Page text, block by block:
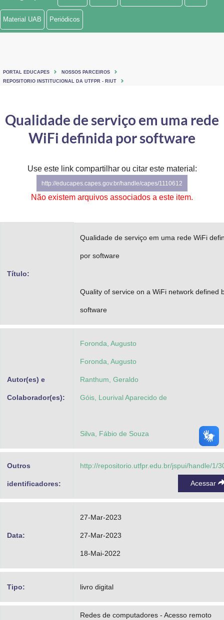
Ministério de Minas e Energia
Ministério do Turismo
Controladoria-Geral da União
Ministério da Mulher, da Família e dos Direitos Humanos
Secretaria-Geral
Planalto
Material UAB Periódicos
PORTAL EDUCAPES
NOSSOS PARCEIROS
REPOSITORIO INSTITUCIONAL DA UTFPR - RIUT
Qualidade de serviço em uma rede
WiFi definida por software
Use este link compartilhar ou citar este material:
http://educapes.capes.gov.br/handle/capes/1110612
Não existem arquivos associados a este item.
Título:
Qualidade de serviço em uma rede WiFi
por software
Quality of service on a WiFi network defined
software
Autor(es) e
Colaborador(es):
Foronda, Augusto
Foronda, Augusto
Ranthum, Geraldo
Góis, Lourival Aparecido de
Silva, Fábio de Souza
Outros
identificadores:
http://repositorio.utfpr.edu.br/jspui/handle/1/
Acessar
Data:
27-Mar-2023
27-Mar-2023
18-Mai-2022
Tipo: livro digital
Redes de computadores - Acesso remoto